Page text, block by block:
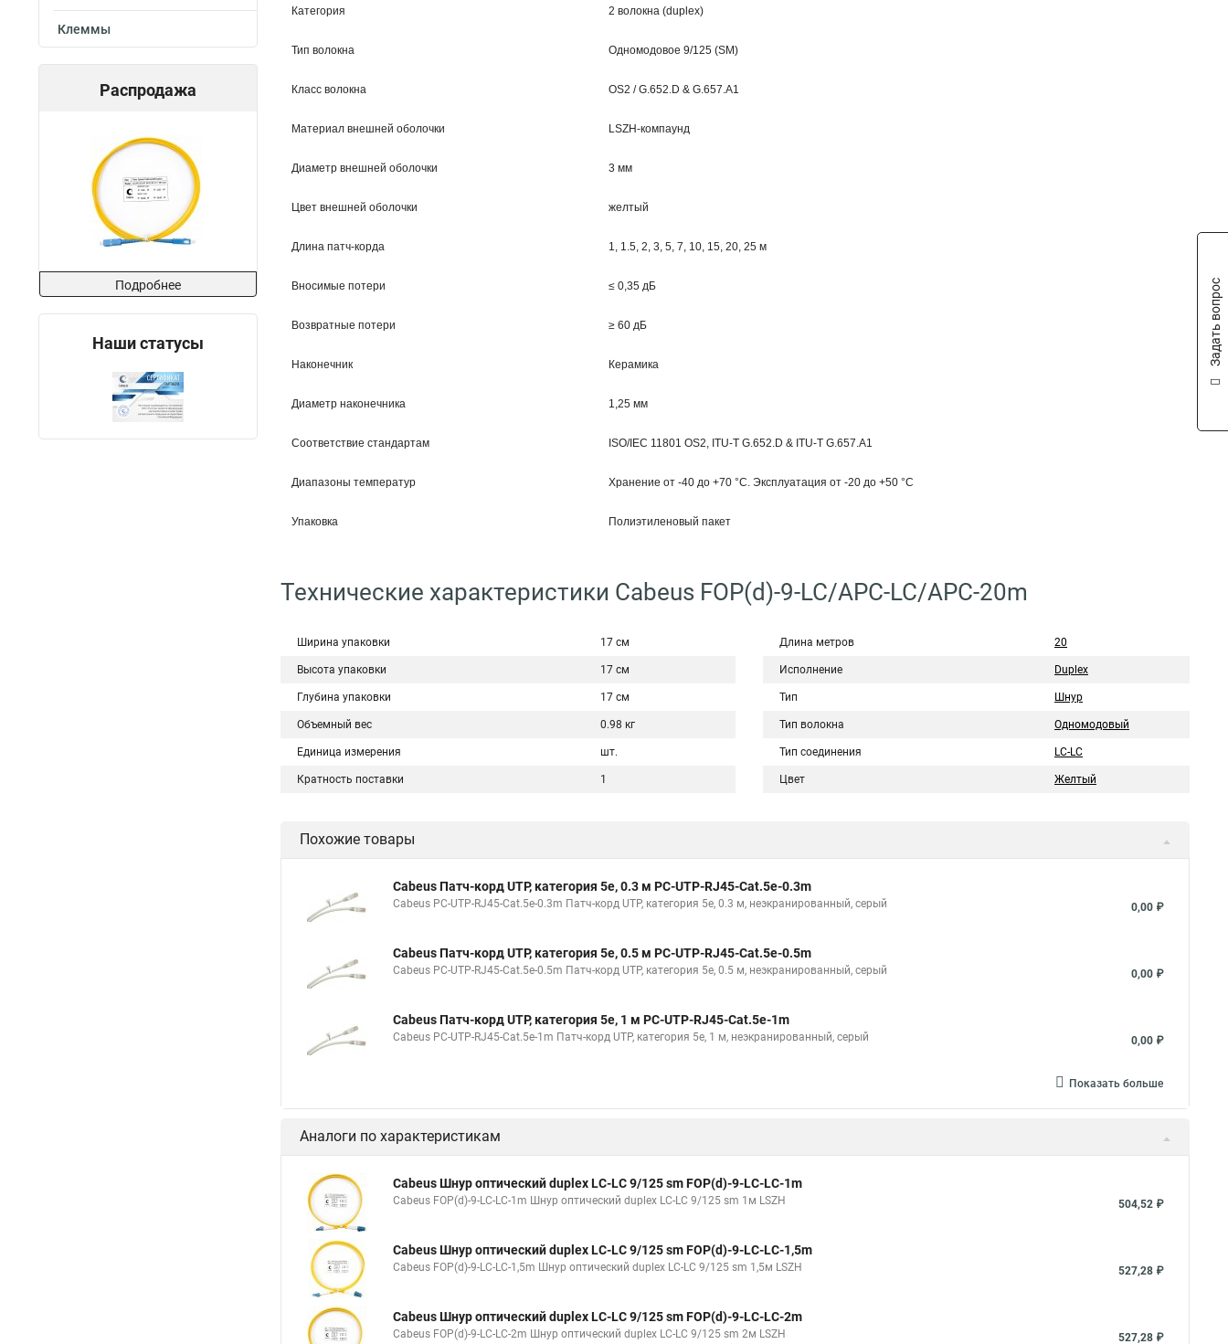
Клеммы
Распродажа
Подробнее
Наши статусы
Категория 2 волокна (duplex)
Тип волокна Одномодовое 9/125 (SM)
Класс волокна OS2 / G.652.D & G.657.A1
Материал внешней оболочки LSZH-компаунд
Диаметр внешней оболочки 3 мм
Цвет внешней оболочки желтый
Длина патч-корда 1, 1.5, 2, 3, 5, 7, 10, 15, 20, 25 м
Вносимые потери ≤ 0,35 дБ
Возвратные потери ≥ 60 дБ
Наконечник Керамика
Диаметр наконечника 1,25 мм
Соответствие стандартам ISO/IEC 11801 OS2, ITU-T G.652.D & ITU-T G.657.A1
Диапазоны температур Хранение от -40 до +70 °C. Эксплуатация от -20 до +50 °C
Упаковка Полиэтиленовый пакет
Технические характеристики Cabeus FOP(d)-9-LC/APC-LC/APC-20m
Ширина упаковки 17 см
Высота упаковки 17 см
Глубина упаковки 17 см
Объемный вес 0.98 кг
Единица измерения шт.
Кратность поставки 1
Длина метров 20
Исполнение Duplex
Тип Шнур
Тип волокна Одномодовый
Тип соединения LC-LC
Цвет Желтый
Похожие товары
Cabeus Патч-корд UTP, категория 5e, 0.3 м PC-UTP-RJ45-Cat.5e-0.3m
Cabeus PC-UTP-RJ45-Cat.5e-0.3m Патч-корд UTP, категория 5e, 0.3 м, неэкранированный, серый 0,00 ₽
Cabeus Патч-корд UTP, категория 5e, 0.5 м PC-UTP-RJ45-Cat.5e-0.5m
Cabeus PC-UTP-RJ45-Cat.5e-0.5m Патч-корд UTP, категория 5e, 0.5 м, неэкранированный, серый 0,00 ₽
Cabeus Патч-корд UTP, категория 5e, 1 м PC-UTP-RJ45-Cat.5e-1m
Cabeus PC-UTP-RJ45-Cat.5e-1m Патч-корд UTP, категория 5e, 1 м, неэкранированный, серый 0,00 ₽
Показать больше
Аналоги по характеристикам
Cabeus Шнур оптический duplex LC-LC 9/125 sm FOP(d)-9-LC-LC-1m
Cabeus FOP(d)-9-LC-LC-1m Шнур оптический duplex LC-LC 9/125 sm 1м LSZH 504,52 ₽
Cabeus Шнур оптический duplex LC-LC 9/125 sm FOP(d)-9-LC-LC-1,5m
Cabeus FOP(d)-9-LC-LC-1,5m Шнур оптический duplex LC-LC 9/125 sm 1,5м LSZH 527,28 ₽
Cabeus Шнур оптический duplex LC-LC 9/125 sm FOP(d)-9-LC-LC-2m
Cabeus FOP(d)-9-LC-LC-2m Шнур оптический duplex LC-LC 9/125 sm 2м LSZH 527,28 ₽
Задать вопрос